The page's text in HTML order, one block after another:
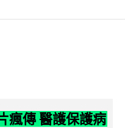
瘋傳 醫護保護病